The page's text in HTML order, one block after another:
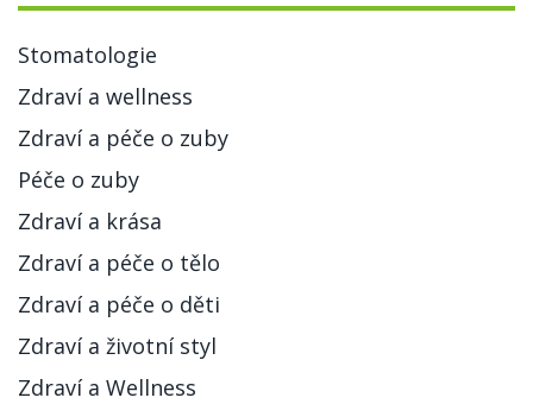
Stomatologie
Zdraví a wellness
Zdraví a péče o zuby
Péče o zuby
Zdraví a krása
Zdraví a péče o tělo
Zdraví a péče o děti
Zdraví a životní styl
Zdraví a Wellness